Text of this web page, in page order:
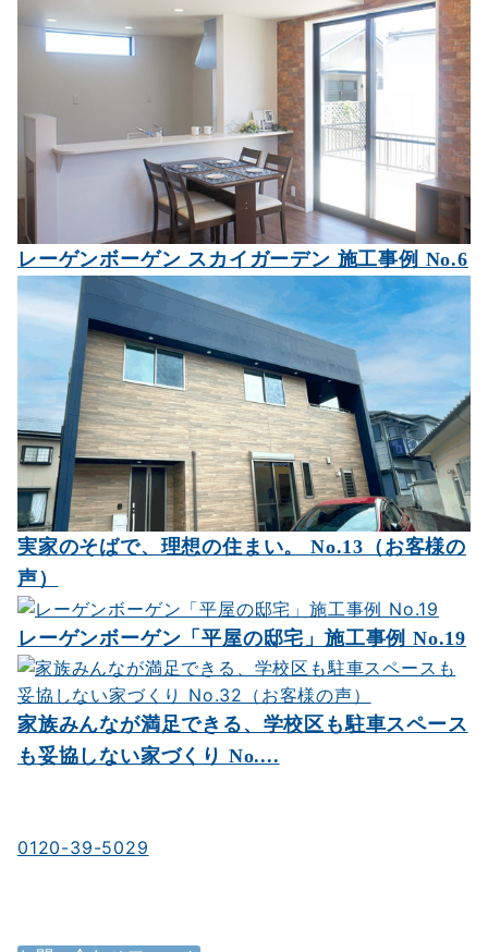
レーゲンボーゲン スカイガーデン 施工事例 No.6
実家のそばで、理想の住まい。 No.13（お客様の
声）
レーゲンボーゲン「平屋の邸宅」施工事例 No.19
家族みんなが満足できる、学校区も駐車スペース
も妥協しない家づくり No....
0120-39-5029